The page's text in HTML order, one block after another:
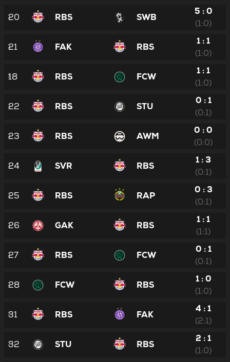
20 RBS SWB
5 : 0
(1:0)
21 FAK RBS
1 : 1
(1:0)
18 RBS FCW
1 : 1
(1:0)
22 RBS STU
0 : 1
(0:1)
23 RBS AWM
0 : 0
(0:0)
24 SVR RBS
1 : 3
(0:1)
25 RBS RAP
0 : 3
(0:1)
26 GAK RBS
1 : 1
(1:1)
27 RBS FCW
0 : 1
(0:1)
28 FCW RBS
1 : 0
(1:0)
31 RBS FAK
4 : 1
(2:1)
32 STU RBS
2 : 1
(1:0)